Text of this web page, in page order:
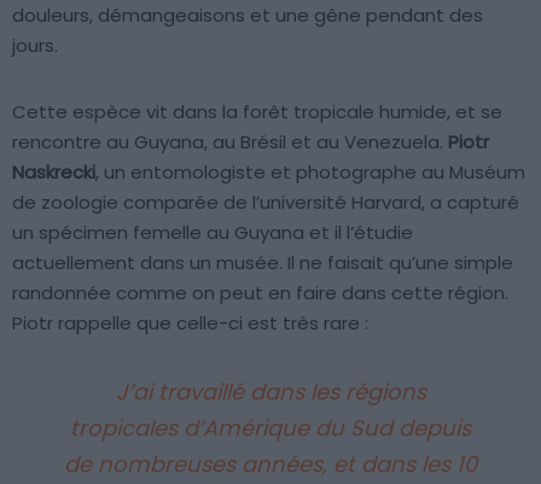
douleurs, démangeaisons et une gêne pendant des
jours.
Cette espèce vit dans la forêt tropicale humide, et se
rencontre au Guyana, au Brésil et au Venezuela. Piotr
Naskrecki, un entomologiste et photographe au Muséum
de zoologie comparée de l’université Harvard, a capturé
un spécimen femelle au Guyana et il l’étudie
actuellement dans un musée. Il ne faisait qu’une simple
randonnée comme on peut en faire dans cette région.
Piotr rappelle que celle-ci est très rare :
J’ai travaillé dans les régions
tropicales d’Amérique du Sud depuis
de nombreuses années, et dans les 10